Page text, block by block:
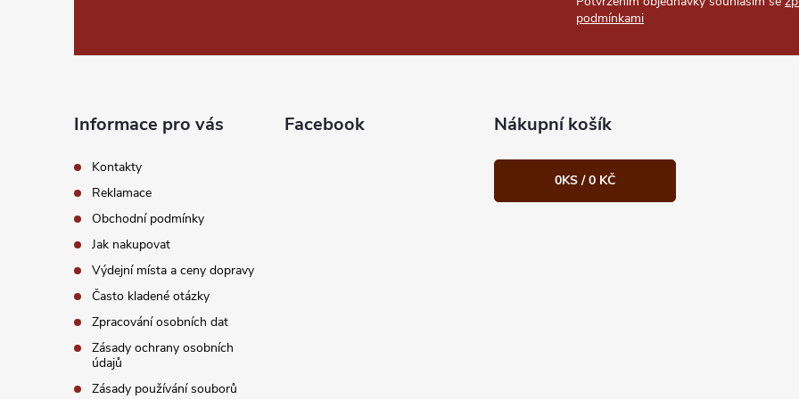
podmínkami
Informace pro vás
Kontakty
Reklamace
Obchodní podmínky
Jak nakupovat
Výdejní místa a ceny dopravy
Často kladené otázky
Zpracování osobních dat
Zásady ochrany osobních
údajů
Zásady používání souborů
Facebook Nákupní košík
0KS /0 KČ